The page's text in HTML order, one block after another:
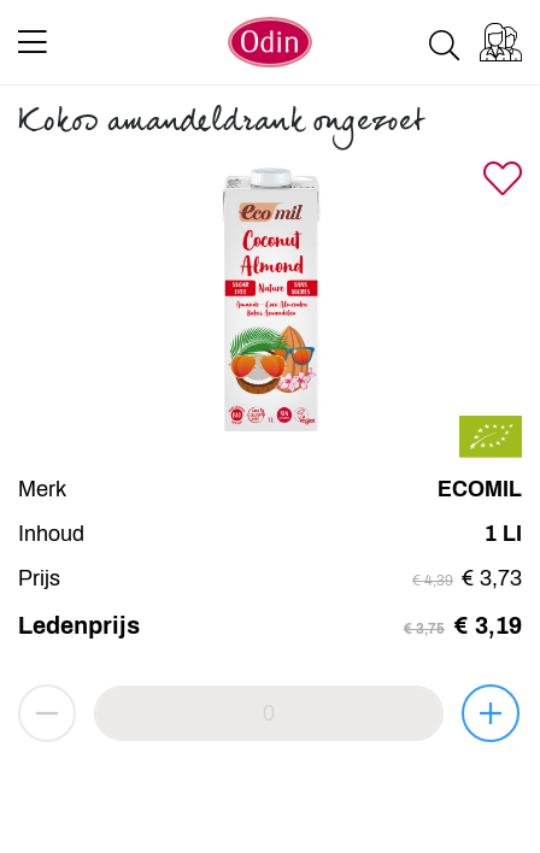
Kokos amandeldrank ongezoet
Merk
ECOMIL
Inhoud
1 LI
Prijs
€ 4,39 € 3,73
Ledenprijs € 3,75 € 3,19